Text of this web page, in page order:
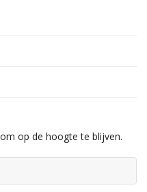
op de hoogte te blijven.